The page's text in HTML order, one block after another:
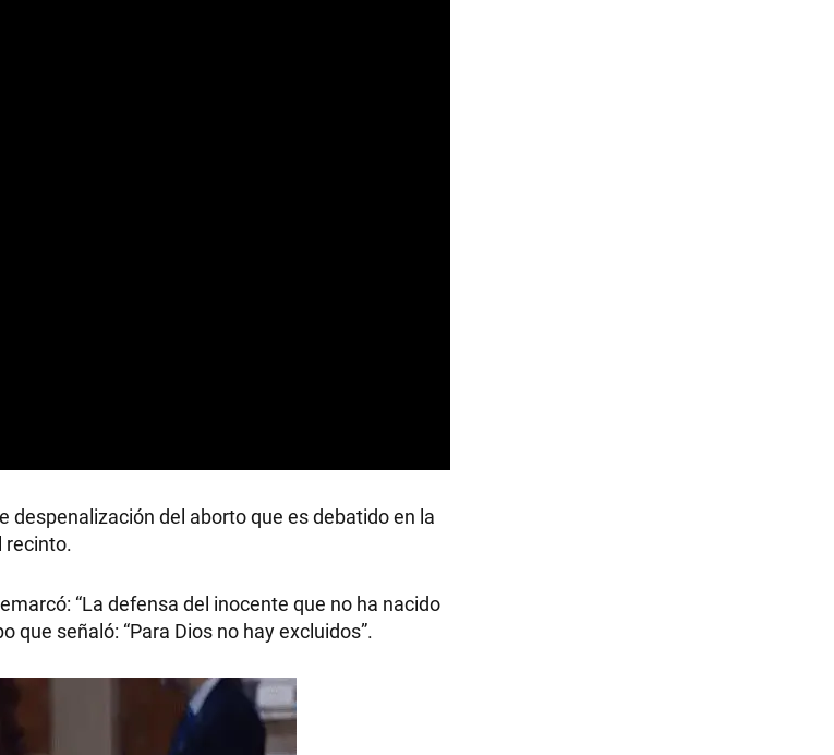
despenalización del aborto que es debatido en la
recinto.
“La defensa del inocente que no ha nacido
que señaló: “Para Dios no hay excluidos”.
RECETAS
HORÓSCOPO